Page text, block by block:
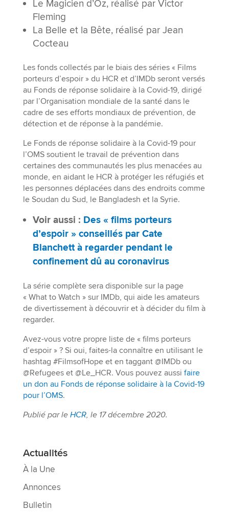
Le Magicien d’Oz, réalisé par Victor
Fleming
La Belle et la Bête, réalisé par Jean
Cocteau
Les fonds collectés par le biais des séries « Films
porteurs d’espoir » du HCR et d’IMDb seront versés
au Fonds de réponse solidaire à la Covid-19, dirigé
par l’Organisation mondiale de la santé dans le
cadre de ses efforts mondiaux de prévention, de
détection et de réponse à la pandémie.
Le Fonds de réponse solidaire à la Covid-19 pour
l’OMS soutient le travail de prévention dans
certaines des communautés les plus menacées au
monde, en aidant le HCR à protéger les réfugiés et
les personnes déplacées dans des endroits comme
le Soudan du Sud, le Bangladesh et la Syrie.
Voir aussi : Des « films porteurs
d’espoir » conseillés par Cate
Blanchett à regarder pendant le
confinement dû au coronavirus
La série complète sera disponible sur la page
« What to Watch » sur IMDb, qui aide les amateurs
de divertissement à découvrir et à décider du film à
regarder.
Avez-vous votre propre liste de « films porteurs
d’espoir » ? Si oui, faites-la connaître en utilisant le
hashtag #FilmsofHope et en taggant @IMDb ou
@Refugees et @Le_HCR. Vous pouvez aussi faire
un don au Fonds de réponse solidaire à la Covid-19
pour l’OMS.
Publié par le HCR, le 17 décembre 2020.
Actualités
À la Une
Annonces
Bulletin